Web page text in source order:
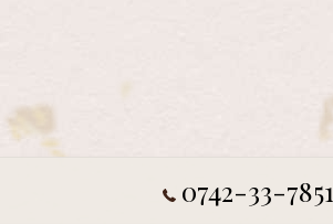
0742-33-7851